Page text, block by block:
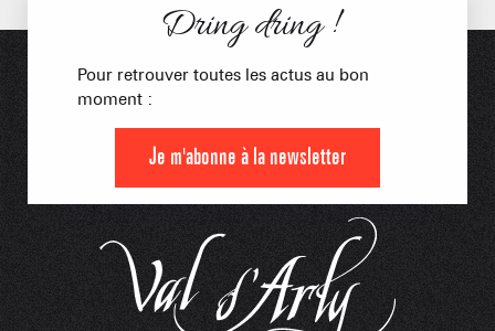
Dring dring !
Pour retrouver toutes les actus au bon
moment :
Je m'abonne à la newsletter